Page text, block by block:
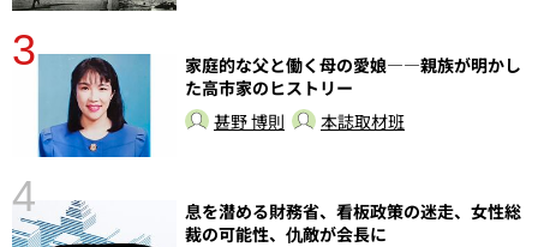
3
家庭的な父と働く母の愛娘――親族が明かし
た高市家のヒストリー
甚野 博則
本誌取材班
4
息を潜める財務省、看板政策の迷走、女性総
裁の可能性、仇敵が会長に